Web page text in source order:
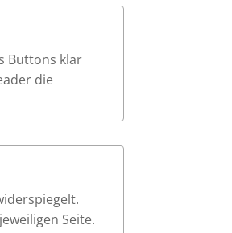
Buttons klar
die
Seite.